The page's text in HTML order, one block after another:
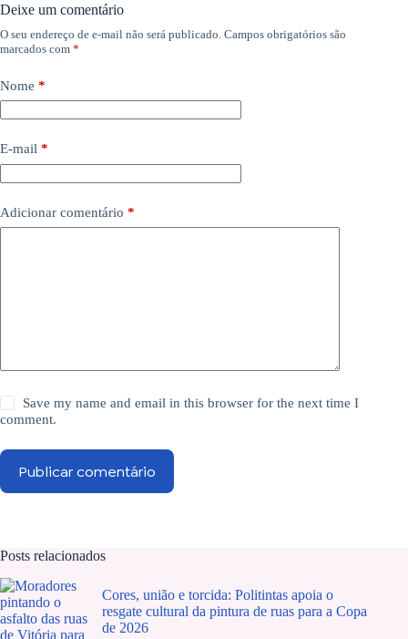
Deixe um comentário
O seu endereço de e-mail não será publicado. Campos obrigatórios são
marcados com *
Nome *
E-mail *
Adicionar comentário *
Save my name and email in this browser for the next time I
comment.
Publicar comentário
Posts relacionados
Cores, união e torcida: Politintas apoia o
resgate cultural da pintura de ruas para a Copa
de 2026